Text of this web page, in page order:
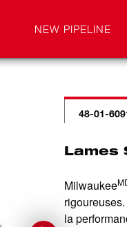
NEW PIPELINE
48-01-
Lames
Milwaukee
la